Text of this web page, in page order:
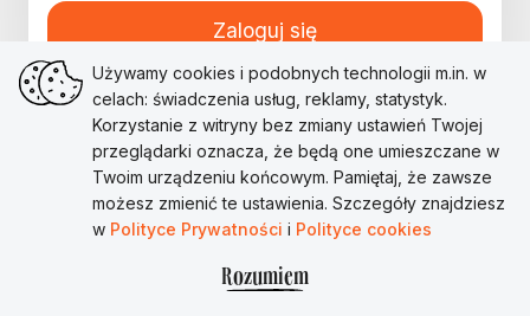
Zaloguj się
Używamy cookies i podobnych technologii m.in. w
celach: świadczenia usług, reklamy, statystyk.
Korzystanie z witryny bez zmiany ustawień Twojej
przeglądarki oznacza, że będą one umieszczane w
Twoim urządzeniu końcowym. Pamiętaj, że zawsze
możesz zmienić te ustawienia. Szczegóły znajdziesz
w Polityce Prywatności i Polityce cookies
Rozumiem